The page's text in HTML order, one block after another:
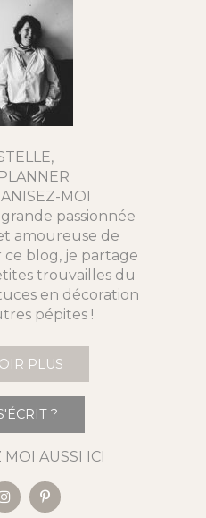
MOI
passionnée
amoureuse de
ce blog, je partage
trouvailles du
en décoration
pépites !
PLUS
?
AUSSI ICI